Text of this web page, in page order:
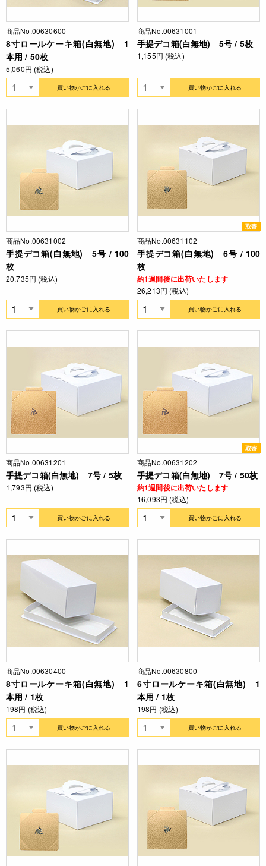
商品No.00630600
8寸ロールケーキ箱(白無地) 1
本用 / 50枚
5,060円 (税込)
買い物かごに入れる
商品No.00631001
手提デコ箱(白無地) 5号 / 5枚
1,155円 (税込)
買い物かごに入れる
商品No.00631002
手提デコ箱(白無地) 5号 / 100
枚
20,735円 (税込)
買い物かごに入れる
取寄
商品No.00631102
手提デコ箱(白無地) 6号 / 100
枚
約1週間後に出荷いたします
26,213円 (税込)
買い物かごに入れる
商品No.00631201
手提デコ箱(白無地) 7号 / 5枚
1,793円 (税込)
買い物かごに入れる
取寄
商品No.00631202
手提デコ箱(白無地) 7号 / 50枚
約1週間後に出荷いたします
16,093円 (税込)
買い物かごに入れる
商品No.00630400
8寸ロールケーキ箱(白無地) 1
本用 / 1枚
198円 (税込)
買い物かごに入れる
商品No.00630800
6寸ロールケーキ箱(白無地) 1
本用 / 1枚
198円 (税込)
買い物かごに入れる